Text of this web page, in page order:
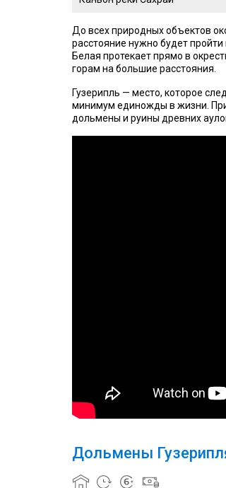
До всех природных объектов
расстояние нужно будет
Белая протекает прямо в
горам на большие расстояния.
Гузерипль — место, которое
минимум единожды в жизни.
дольмены и руины древних
Дольмены